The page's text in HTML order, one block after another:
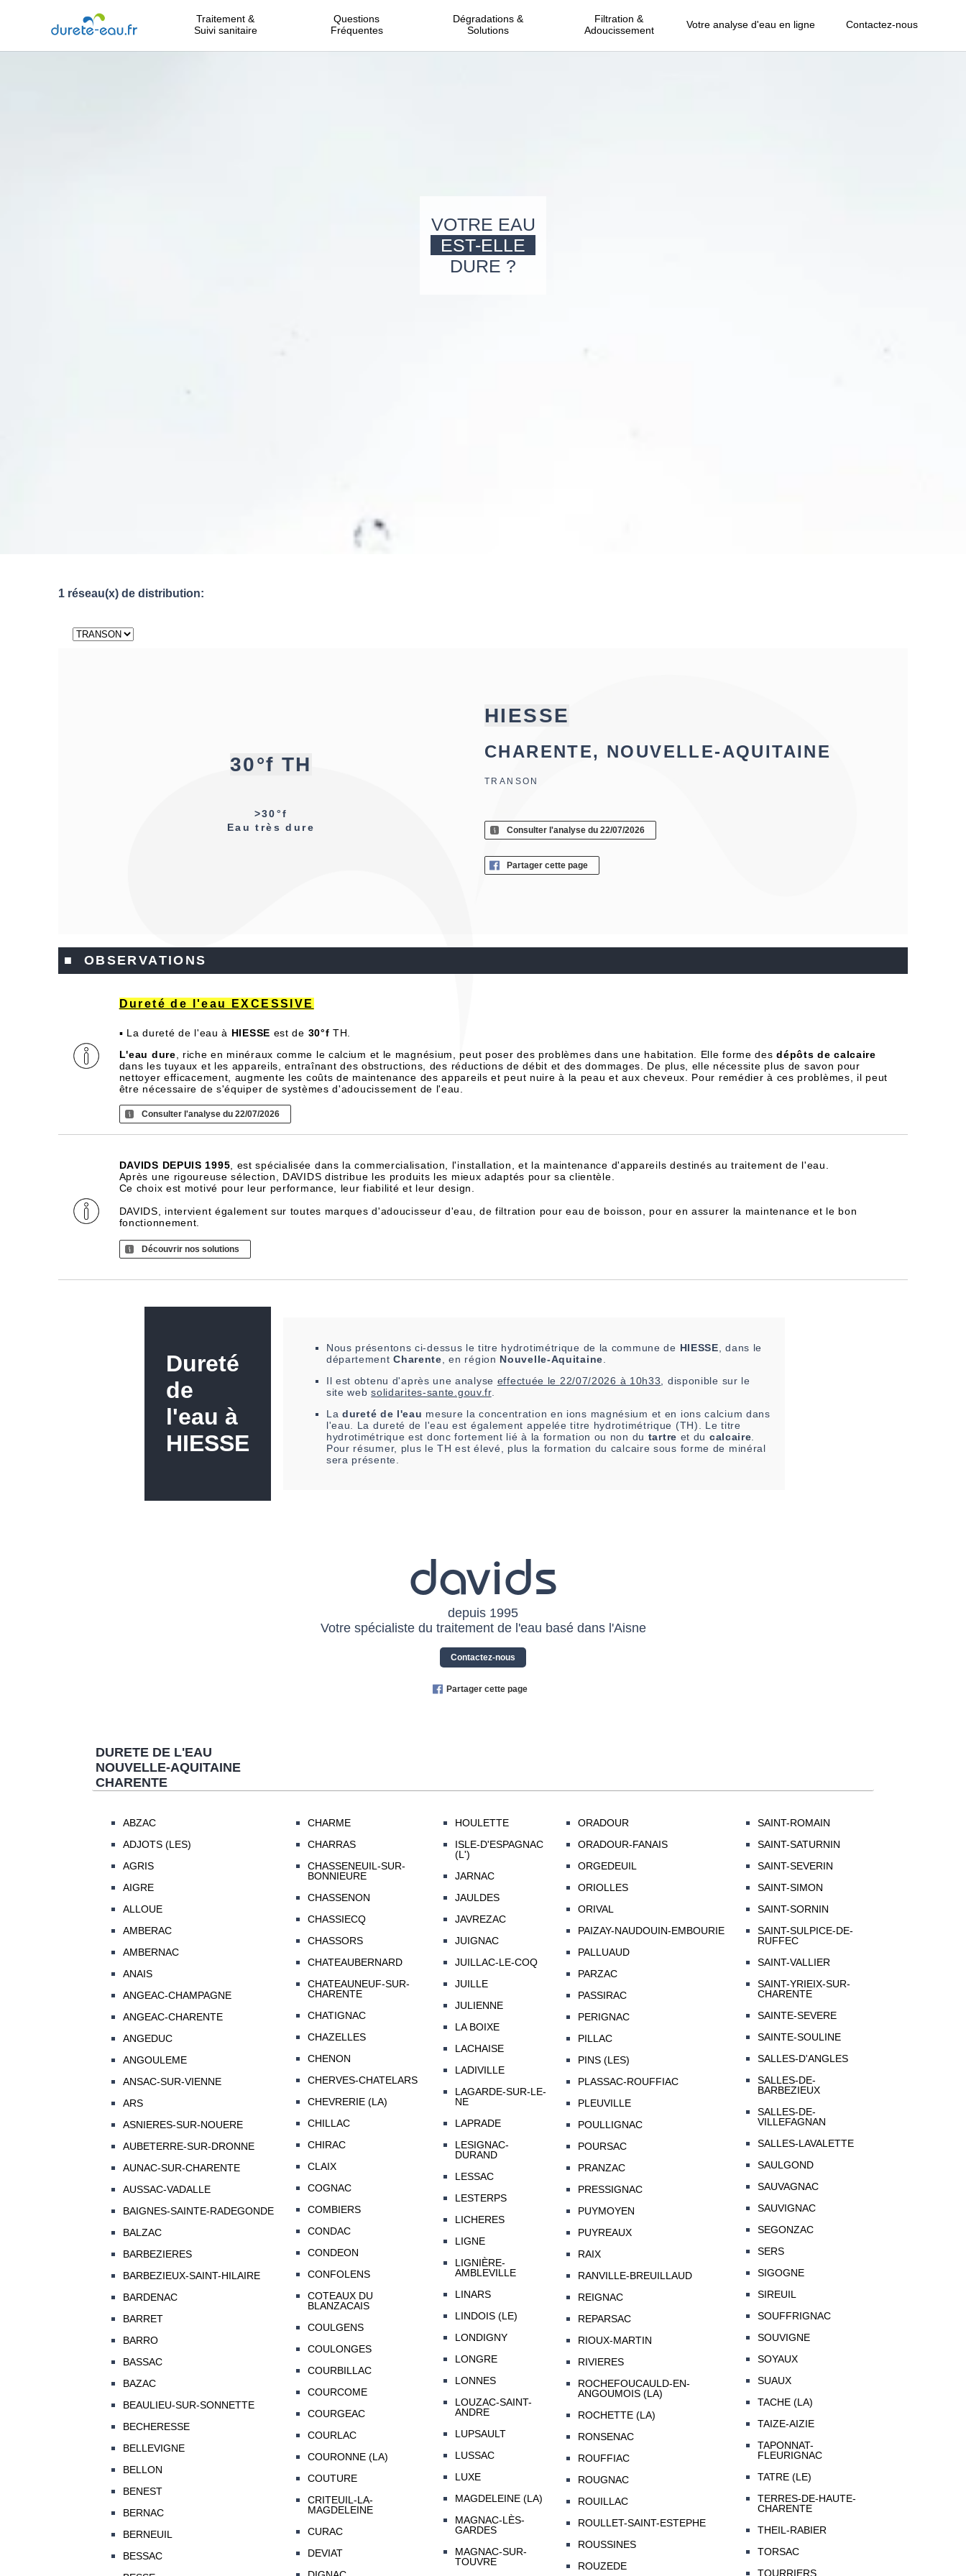
Traitement &
Suivi sanitaire
Questions
Fréquentes
Dégradations &
Solutions
Filtration &
Adoucissement
Votre analyse d'eau en ligne Contactez-nous
VOTRE EAU
EST-ELLE
DURE ?
1 réseau(x) de distribution:
30°f TH
>30°f
Eau très dure
HIESSE
CHARENTE, NOUVELLE-AQUITAINE
TRANSON
Consulter l'analyse du 22/07/2026
Partager cette page
■ OBSERVATIONS
Dureté de l'eau EXCESSIVE
▪ La dureté de l'eau à HIESSE est de 30°f TH.
L'eau dure , riche en minéraux comme le calcium et le magnésium, peut poser des problèmes dans une habitation. Elle forme desdépôts de calcaire
dans les tuyaux et les appareils, entraînant des obstructions, des réductions de débit et des dommages. De plus, elle nécessite plus de savon pour
nettoyer efficacement, augmente les coûts de maintenance des appareils et peut nuire à la peau et aux cheveux. Pour remédier à ces problèmes, il peut
être nécessaire de s'équiper de systèmes d'adoucissement de l'eau.
Consulter l'analyse du 22/07/2026
DAVIDS DEPUIS 1995 , est spécialisée dans la commercialisation, l'installation, et la maintenance d'appareils destinés au traitement de l'eau.
Après une rigoureuse sélection, DAVIDS distribue les produits les mieux adaptés pour sa clientèle.
Ce choix est motivé pour leur performance, leur fiabilité et leur design.
DAVIDS, intervient également sur toutes marques d'adoucisseur d'eau, de filtration pour eau de boisson, pour en assurer la maintenance et le bon
fonctionnement.
Découvrir nos solutions
Dureté
de
l'eau à
HIESSE
Nous présentons ci-dessus le titre hydrotimétrique de la commune de HIESSE, dans le
départementCharente, en région Nouvelle-Aquitaine.
Il est obtenu d'après une analyse effectuée le 22/07/2026 à 10h33, disponible sur le
site websolidarites-sante.gouv.fr.
La dureté de l'eau mesure la concentration en ions magnésium et en ions calcium dans
l'eau. La dureté de l'eau est également appelée titre hydrotimétrique (TH). Le titre
hydrotimétrique est donc fortement lié à la formation ou non du tartre et du calcaire.
Pour résumer, plus le TH est élevé, plus la formation du calcaire sous forme de minéral
sera présente.
davids
depuis 1995
Votre spécialiste du traitement de l'eau basé dans l'Aisne
Contactez-nous
Partager cette page
DURETE DE L'EAU
NOUVELLE-AQUITAINE
CHARENTE
ABZAC
ADJOTS (LES)
AGRIS
AIGRE
ALLOUE
AMBERAC
AMBERNAC
ANAIS
ANGEAC-CHAMPAGNE
ANGEAC-CHARENTE
ANGEDUC
ANGOULEME
ANSAC-SUR-VIENNE
ARS
ASNIERES-SUR-NOUERE
AUBETERRE-SUR-DRONNE
AUNAC-SUR-CHARENTE
AUSSAC-VADALLE
BAIGNES-SAINTE-RADEGONDE
BALZAC
BARBEZIERES
BARBEZIEUX-SAINT-HILAIRE
BARDENAC
BARRET
BARRO
BASSAC
BAZAC
BEAULIEU-SUR-SONNETTE
BECHERESSE
BELLEVIGNE
BELLON
BENEST
BERNAC
BERNEUIL
BESSAC
CHARME
CHARRAS
CHASSENEUIL-SUR-
BONNIEURE
CHASSENON
CHASSIECQ
CHASSORS
CHATEAUBERNARD
CHATEAUNEUF-SUR-
CHARENTE
CHATIGNAC
CHAZELLES
CHENON
CHERVES-CHATELARS
CHEVRERIE (LA)
CHILLAC
CHIRAC
CLAIX
COGNAC
COMBIERS
CONDAC
CONDEON
CONFOLENS
COTEAUX DU
BLANZACAIS
COULGENS
COULONGES
COURBILLAC
COURCOME
COURGEAC
COURLAC
COURONNE (LA)
COUTURE
CRITEUIL-LA-
MAGDELEINE
CURAC
DEVIAT
HOULETTE
ISLE-D'ESPAGNAC
(L')
JARNAC
JAULDES
JAVREZAC
JUIGNAC
JUILLAC-LE-COQ
JUILLE
JULIENNE
LA BOIXE
LACHAISE
LADIVILLE
LAGARDE-SUR-LE-
NE
LAPRADE
LESIGNAC-
DURAND
LESSAC
LESTERPS
LICHERES
LIGNE
LIGNIÈRE-
AMBLEVILLE
LINARS
LINDOIS (LE)
LONDIGNY
LONGRE
LONNES
LOUZAC-SAINT-
ANDRE
LUPSAULT
LUSSAC
LUXE
MAGDELEINE (LA)
MAGNAC-LÈS-
GARDES
MAGNAC-SUR-
TOUVRE
ORADOUR
ORADOUR-FANAIS
ORGEDEUIL
ORIOLLES
ORIVAL
PAIZAY-NAUDOUIN-EMBOURIE
PALLUAUD
PARZAC
PASSIRAC
PERIGNAC
PILLAC
PINS (LES)
PLASSAC-ROUFFIAC
PLEUVILLE
POULLIGNAC
POURSAC
PRANZAC
PRESSIGNAC
PUYMOYEN
PUYREAUX
RAIX
RANVILLE-BREUILLAUD
REIGNAC
REPARSAC
RIOUX-MARTIN
RIVIERES
ROCHEFOUCAULD-EN-
ANGOUMOIS (LA)
ROCHETTE (LA)
RONSENAC
ROUFFIAC
ROUGNAC
ROUILLAC
ROULLET-SAINT-ESTEPHE
ROUSSINES
ROUZEDE
SAINT-ROMAIN
SAINT-SATURNIN
SAINT-SEVERIN
SAINT-SIMON
SAINT-SORNIN
SAINT-SULPICE-DE-
RUFFEC
SAINT-VALLIER
SAINT-YRIEIX-SUR-
CHARENTE
SAINTE-SEVERE
SAINTE-SOULINE
SALLES-D'ANGLES
SALLES-DE-
BARBEZIEUX
SALLES-DE-
VILLEFAGNAN
SALLES-LAVALETTE
SAULGOND
SAUVAGNAC
SAUVIGNAC
SEGONZAC
SERS
SIGOGNE
SIREUIL
SOUFFRIGNAC
SOUVIGNE
SOYAUX
SUAUX
TACHE (LA)
TAIZE-AIZIE
TAPONNAT-
FLEURIGNAC
TATRE (LE)
TERRES-DE-HAUTE-
CHARENTE
THEIL-RABIER
TORSAC
TOURRIERS